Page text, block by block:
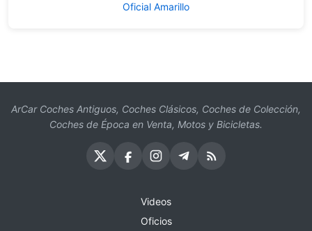
Oficial Amarillo
ArCar Coches Antiguos, Coches Clásicos, Coches de Colección,
Coches de Época en Venta, Motos y Bicicletas.
Videos
Oficios